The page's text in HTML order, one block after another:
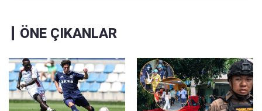
ÖNE ÇIKANLAR